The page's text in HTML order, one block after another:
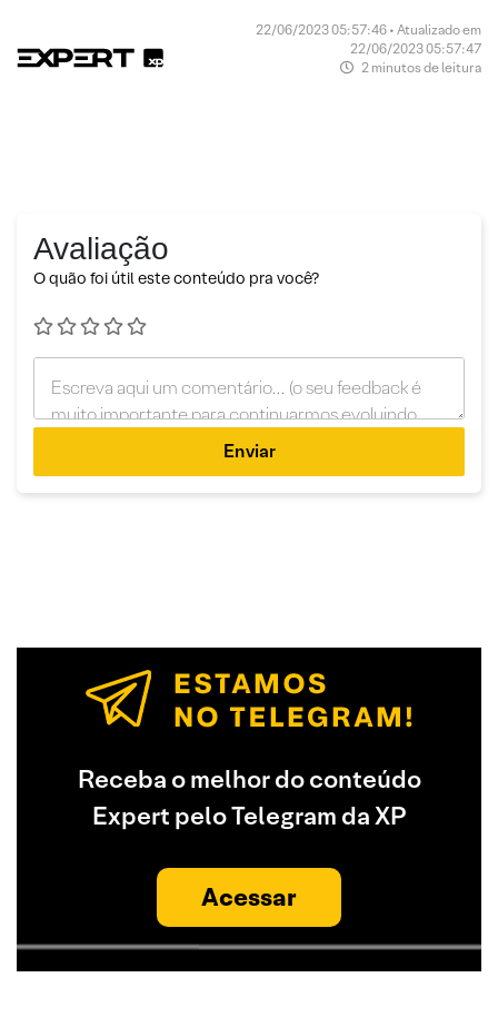
22/06/2023 05:57:46 • Atualizado em
22/06/2023 05:57:47
2 minutos de leitura
Avaliação
O quão foi útil este conteúdo pra você?
Enviar
Receba o melhor do conteúdo
Expert pelo Telegram da XP
Acessar